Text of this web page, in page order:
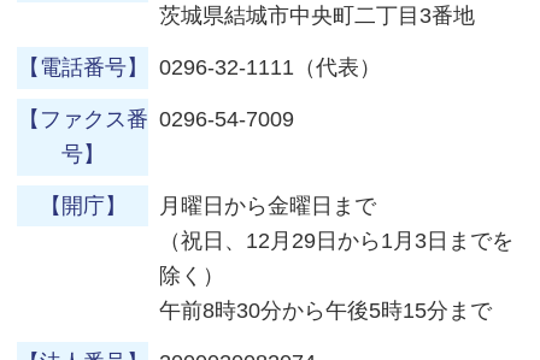
茨城県結城市中央町二丁目3番地
【電話番号】 0296-32-1111（代表）
【ファクス番
号】
0296-54-7009
【開庁】
月曜日から金曜日まで
（祝日、12月29日から1月3日までを
除く）
午前8時30分から午後5時15分まで